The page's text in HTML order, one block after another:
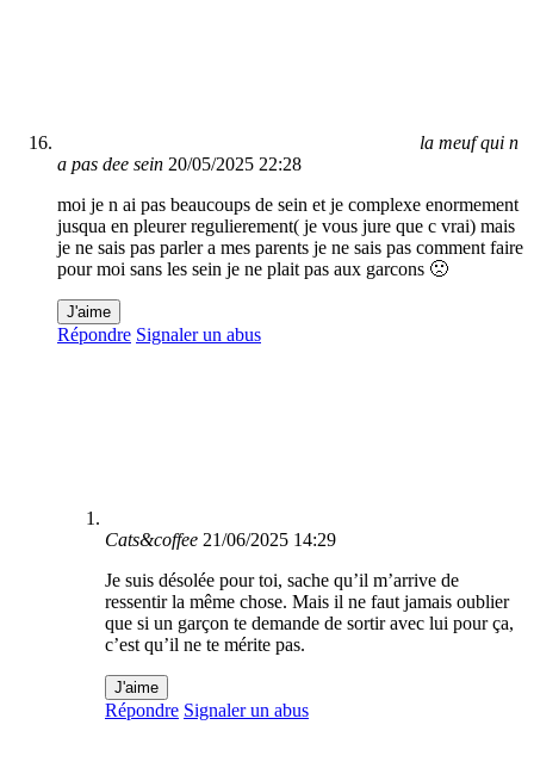
la meuf qui n
a pas dee sein 20/05/2025 22:28
moi je n ai pas beaucoups de sein et je complexe enormement
jusqua en pleurer regulierement( je vous jure que c vrai) mais
je ne sais pas parler a mes parents je ne sais pas comment faire
pour moi sans les sein je ne plait pas aux garcons 🙁
J'aime
Répondre Signaler un abus
Cats&coffee 21/06/2025 14:29
Je suis désolée pour toi, sache qu’il m’arrive de
ressentir la même chose. Mais il ne faut jamais oublier
que si un garçon te demande de sortir avec lui pour ça,
c’est qu’il ne te mérite pas.
J'aime
Répondre Signaler un abus